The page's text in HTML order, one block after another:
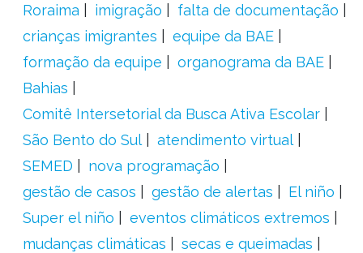
Roraima
imigração
falta de documentação
crianças imigrantes
equipe da BAE
formação da equipe
organograma da BAE
Bahias
Comitê Intersetorial da Busca Ativa Escolar
São Bento do Sul
atendimento virtual
SEMED
nova programação
gestão de casos
gestão de alertas
El niño
Super el niño
eventos climáticos extremos
mudanças climáticas
secas e queimadas